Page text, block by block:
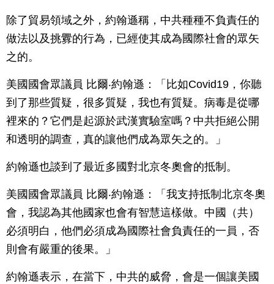
除了貿易領域之外，約翰遜稱，中共種種不負責任的
做法以及挑釁的行為，已經使其成為國際社會的眾矢
之的。
美國國會眾議員 比爾‧約翰遜：「比如Covid19，你聽
到了那些質疑，很多質疑，我也有質疑。病毒是從哪
裡來的？它們是起源於武漢實驗室嗎？中共拒絕公開
和透明的調查，真的讓他們成為眾矢之的。」
約翰遜也談到了最近多國對北京冬奧會的抵制。
美國國會眾議員 比爾‧約翰遜：「我支持抵制北京冬奧
會，我認為其他國家也會有智慧這樣做。中國（共）
必須明白，他們必須成為國際社會負責任的一員，否
則會有嚴重的後果。」
約翰遜表示，在當下，中共的威脅，會是一個讓美國